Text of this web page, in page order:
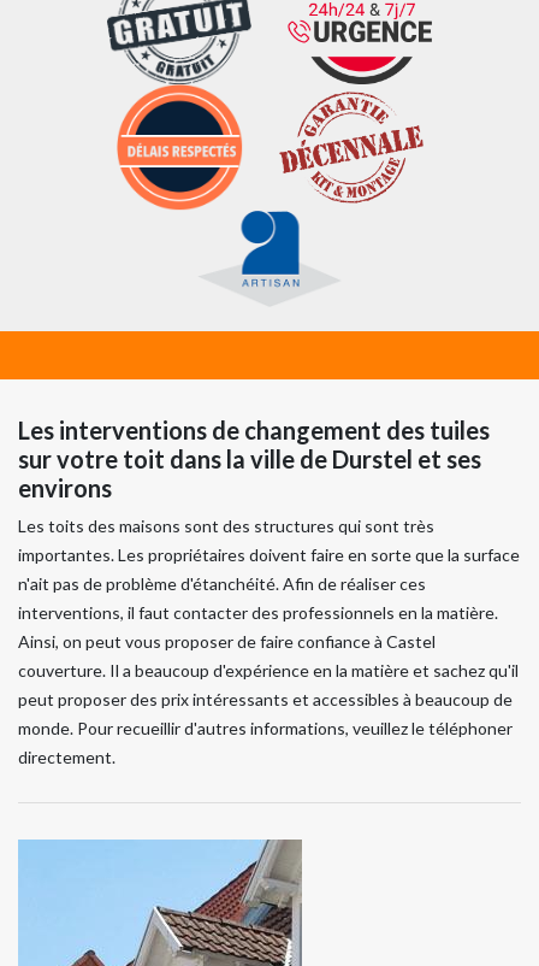
Les interventions de changement des tuiles
sur votre toit dans la ville de Durstel et ses
environs
Les toits des maisons sont des structures qui sont très
importantes. Les propriétaires doivent faire en sorte que la surface
n'ait pas de problème d'étanchéité. Afin de réaliser ces
interventions, il faut contacter des professionnels en la matière.
Ainsi, on peut vous proposer de faire confiance à Castel
couverture. Il a beaucoup d'expérience en la matière et sachez qu'il
peut proposer des prix intéressants et accessibles à beaucoup de
monde. Pour recueillir d'autres informations, veuillez le téléphoner
directement.